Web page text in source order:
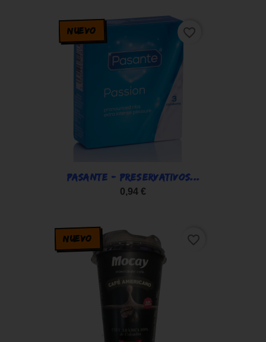
PASANTE - PRESERVATIVOS...
0,94 €
NUEVO favorite_border
NUEVO favorite_border